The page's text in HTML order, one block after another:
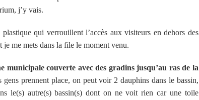
j’y vais.
qui verrouillent l’accès aux visiteurs en dehors des
je me mets dans la file le moment venu.
municipale couverte avec des gradins jusqu’au ras de la
prennent place, on peut voir 2 dauphins dans le bassin,
le(s) autre(s) bassin(s) dont on ne voit rien car une toile